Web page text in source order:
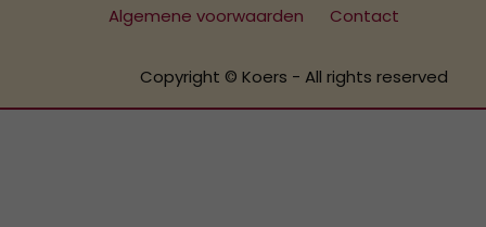
Algemene voorwaarden
Contact
Copyright © Koers - All rights reserved